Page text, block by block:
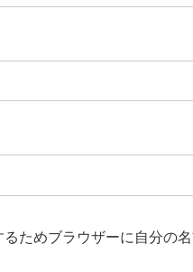
ためブラウザーに自分の